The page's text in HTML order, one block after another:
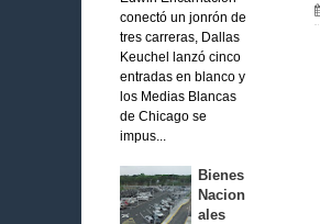
conectó un jonrón de
tres carreras, Dallas
Keuchel lanzó cinco
entradas en blanco y
los Medias Blancas
de Chicago se
impus...
Bienes
Nacion
ales